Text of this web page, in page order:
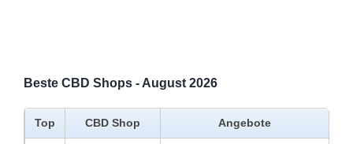
Beste CBD Shops - August 2026
Top CBD Shop Angebote